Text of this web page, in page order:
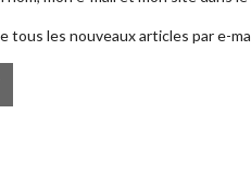
tous les nouveaux articles par e-